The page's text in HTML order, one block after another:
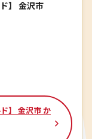
】 金沢市
】 金沢市 か